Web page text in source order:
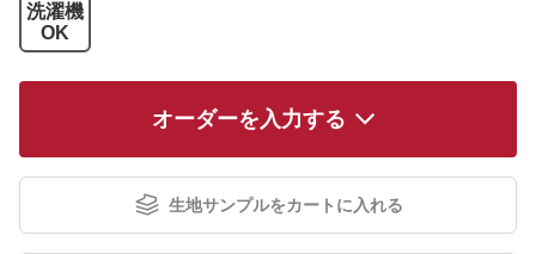
洗濯機
OK
オーダーを入力する
生地サンプルをカートに入れる